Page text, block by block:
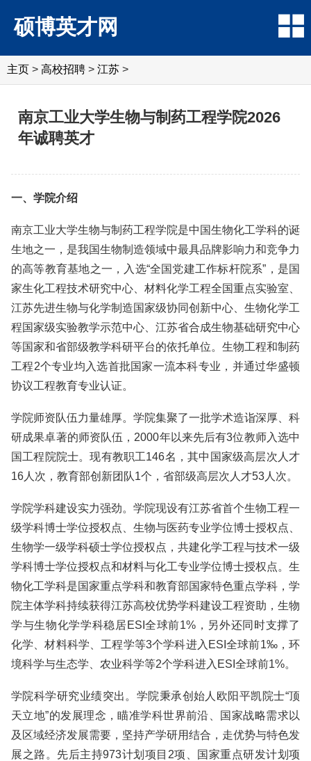
硕博英才网
主页 > 高校招聘 > 江苏 >
南京工业大学生物与制药工程学院2026
年诚聘英才
一、学院介绍
南京工业大学生物与制药工程学院是中国生物化工学科的诞
生地之一，是我国生物制造领域中最具品牌影响力和竞争力
的高等教育基地之一，入选“全国党建工作标杆院系”，是国
家生化工程技术研究中心、材料化学工程全国重点实验室、
江苏先进生物与化学制造国家级协同创新中心、生物化学工
程国家级实验教学示范中心、江苏省合成生物基础研究中心
等国家和省部级教学科研平台的依托单位。生物工程和制药
工程2个专业均入选首批国家一流本科专业，并通过华盛顿
协议工程教育专业认证。
学院师资队伍力量雄厚。学院集聚了一批学术造诣深厚、科
研成果卓著的师资队伍，2000年以来先后有3位教师入选中
国工程院院士。现有教职工146名，其中国家级高层次人才
16人次，教育部创新团队1个，省部级高层次人才53人次。
学院学科建设实力强劲。学院现设有江苏省首个生物工程一
级学科博士学位授权点、生物与医药专业学位博士授权点、
生物学一级学科硕士学位授权点，共建化学工程与技术一级
学科博士学位授权点和材料与化工专业学位博士授权点。生
物化工学科是国家重点学科和教育部国家特色重点学科，学
院主体学科持续获得江苏高校优势学科建设工程资助，生物
学与生物化学学科稳居ESI全球前1%，另外还同时支撑了
化学、材料科学、工程学等3个学科进入ESI全球前1‰，环
境科学与生态学、农业科学等2个学科进入ESI全球前1%。
学院科学研究业绩突出。学院秉承创始人欧阳平凯院士“顶
天立地”的发展理念，瞄准学科世界前沿、国家战略需求以
及区域经济发展需要，坚持产学研用结合，走优势与特色发
展之路。先后主持973计划项目2项、国家重点研发计划项